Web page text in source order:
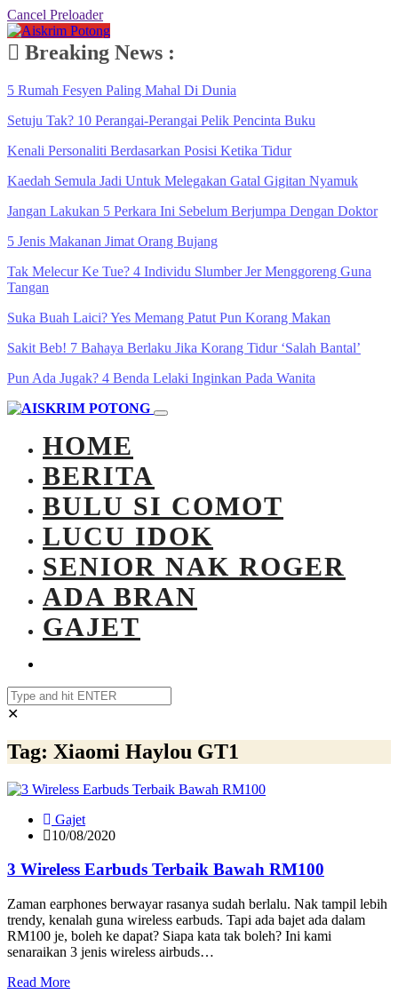
Cancel Preloader
Breaking News :
5 Rumah Fesyen Paling Mahal Di Dunia
Setuju Tak? 10 Perangai-Perangai Pelik Pencinta Buku
Kenali Personaliti Berdasarkan Posisi Ketika Tidur
Kaedah Semula Jadi Untuk Melegakan Gatal Gigitan Nyamuk
Jangan Lakukan 5 Perkara Ini Sebelum Berjumpa Dengan Doktor
5 Jenis Makanan Jimat Orang Bujang
Tak Melecur Ke Tue? 4 Individu Slumber Jer Menggoreng Guna
Tangan
Suka Buah Laici? Yes Memang Patut Pun Korang Makan
Sakit Beb! 7 Bahaya Berlaku Jika Korang Tidur ‘Salah Bantal’
Pun Ada Jugak? 4 Benda Lelaki Inginkan Pada Wanita
HOME
BERITA
BULU SI COMOT
LUCU IDOK
SENIOR NAK ROGER
ADA BRAN
GAJET
✕
Tag: Xiaomi Haylou GT1
Gajet
10/08/2020
3 Wireless Earbuds Terbaik Bawah RM100
Zaman earphones berwayar rasanya sudah berlalu. Nak tampil lebih
trendy, kenalah guna wireless earbuds. Tapi ada bajet ada dalam
RM100 je, boleh ke dapat? Siapa kata tak boleh? Ini kami
senaraikan 3 jenis wireless airbuds…
Read More